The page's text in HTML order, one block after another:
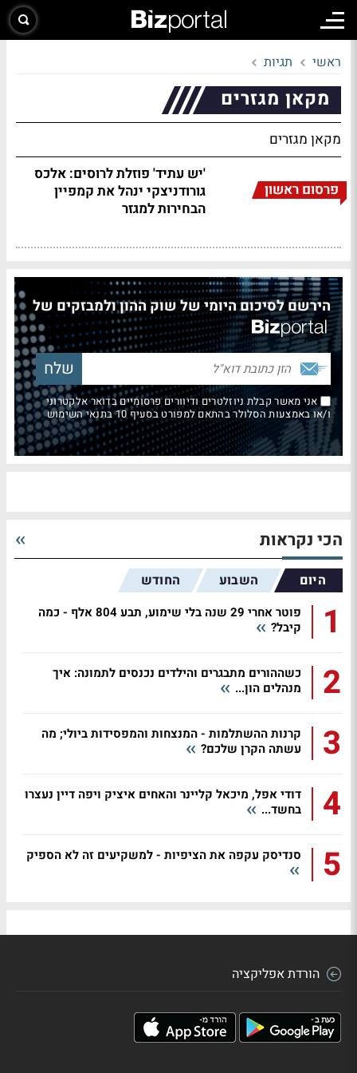
ראשי תגיות
מקאן מגזרים
מקאן מגזרים
פרסום ראשון
'יש עתיד' פוזלת לרוסים: אלכס
גורודניצקי ינהל את קמפיין
הבחירות למגזר
הירשם לסיכום היומי של שוק ההון ולמבזקים של
אני מאשר קבלת ניוזלטרים ודיוורים פרסומיים בדואר אלקטרוני
ו/או באמצעות הסלולר בהתאם למפורט בסעיף 10 בתנאי השימוש
הכי נקראות
היום השבוע החודש
1
פוטר אחרי 29 שנה בלי שימוע, תבע 804 אלף - כמה
קיבל?
2
כשההורים מתבגרים והילדים נכנסים לתמונה: איך
מנהלים הון...
3
קרנות ההשתלמות - המנצחות והמפסידות ביולי; מה
עשתה הקרן שלכם?
4
דודי אפל, מיכאל קליינר והאחים איציק ויפה דיין נעצרו
בחשד...
5 סנדיסק עקפה את הציפיות - למשקיעים זה לא הספיק
הורדת אפליקציה